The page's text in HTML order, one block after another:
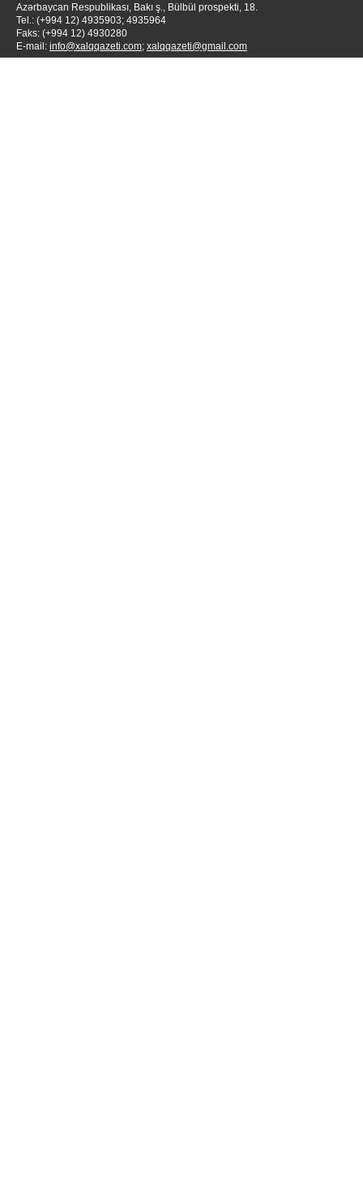
Azərbaycan Respublikası, Bakı ş., Bülbül prospekti, 18.
Tel.: (+994 12) 4935903; 4935964
Faks: (+994 12) 4930280
E-mail: info@xalqqazeti.com; xalqqazeti@gmail.com